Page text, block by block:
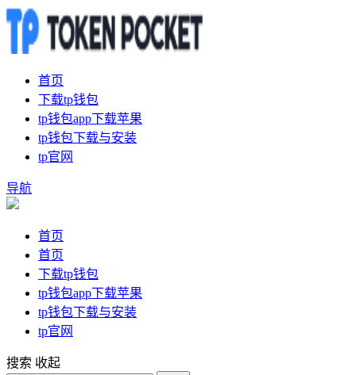
首页
下载tp钱包
tp钱包app下载苹果
tp钱包下载与安装
tp官网
导航
首页
首页
下载tp钱包
tp钱包app下载苹果
tp钱包下载与安装
tp官网
搜索 收起